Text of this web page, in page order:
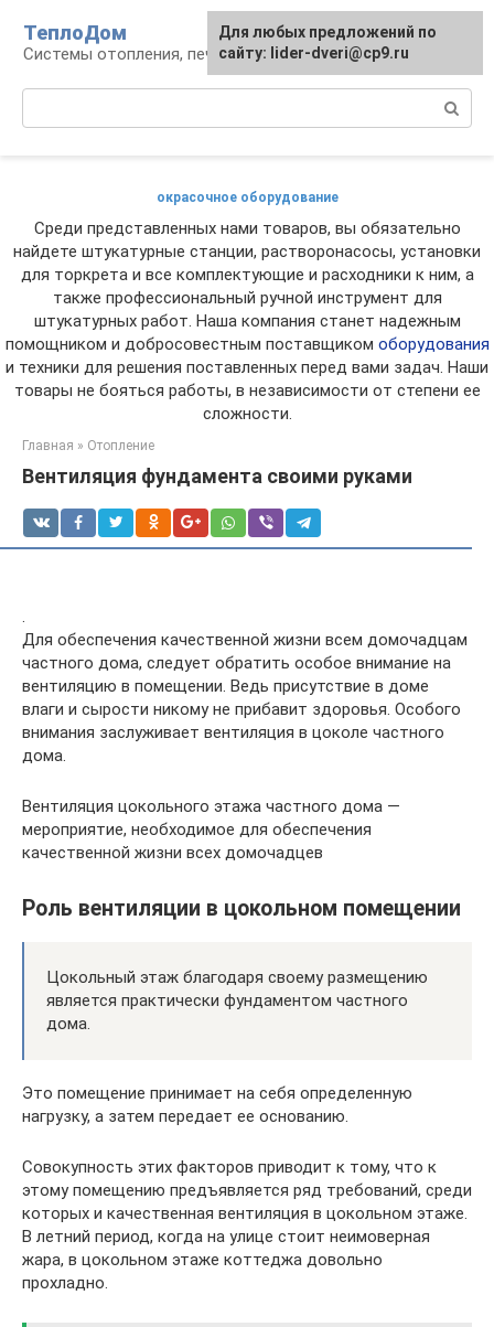
контенту
ТеплоДом
Системы отопления, печи и камины
окрасочное оборудование
Среди представленных нами товаров, вы обязательно
найдете штукатурные станции, растворонасосы, установки
для торкрета и все комплектующие и расходники к ним, а
также профессиональный ручной инструмент для
штукатурных работ. Наша компания станет надежным
помощником и добросовестным поставщиком оборудования
и техники для решения поставленных перед вами задач. Наши
товары не бояться работы, в независимости от степени ее
сложности.
Главная » Отопление
Вентиляция фундамента своими руками
.
Для обеспечения качественной жизни всем домочадцам
частного дома, следует обратить особое внимание на
вентиляцию в помещении. Ведь присутствие в доме
влаги и сырости никому не прибавит здоровья. Особого
внимания заслуживает вентиляция в цоколе частного
дома.
Вентиляция цокольного этажа частного дома —
мероприятие, необходимое для обеспечения
качественной жизни всех домочадцев
Роль вентиляции в цокольном помещении
Цокольный этаж благодаря своему размещению
является практически фундаментом частного
дома.
Это помещение принимает на себя определенную
нагрузку, а затем передает ее основанию.
Совокупность этих факторов приводит к тому, что к
этому помещению предъявляется ряд требований, среди
которых и качественная вентиляция в цокольном этаже.
В летний период, когда на улице стоит неимоверная
жара, в цокольном этаже коттеджа довольно
прохладно.
Для любых предложений по
сайту: lider-dveri@cp9.ru